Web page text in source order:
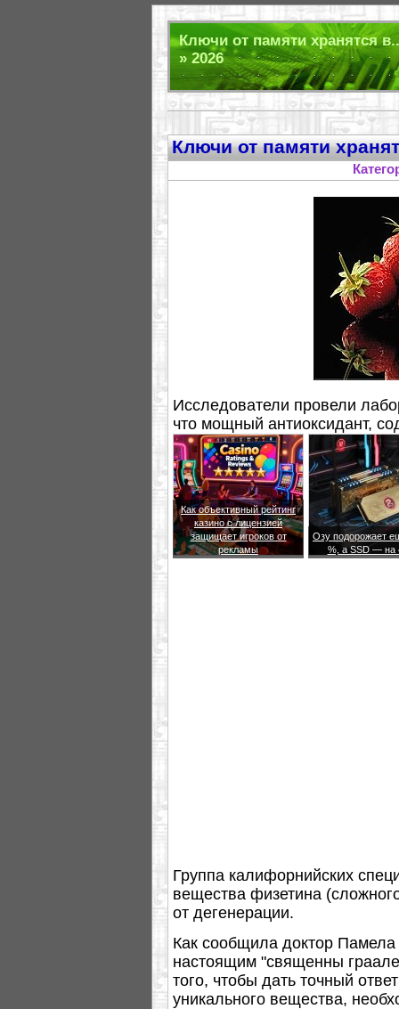
Ключи от памяти хранятся
» 2026
Ключи от памяти
Исследователи провели
что мощный антиоксидант,
работу мозга.
Как объективный рейтинг
казино с лицензией
защищает игроков от
рекламы
Озу подорожает
%, а SSD — на
Группа калифорнийских
вещества физетина
от дегенерации.
Как сообщила доктор
настоящим "священны
того, чтобы дать точный
уникального вещества,